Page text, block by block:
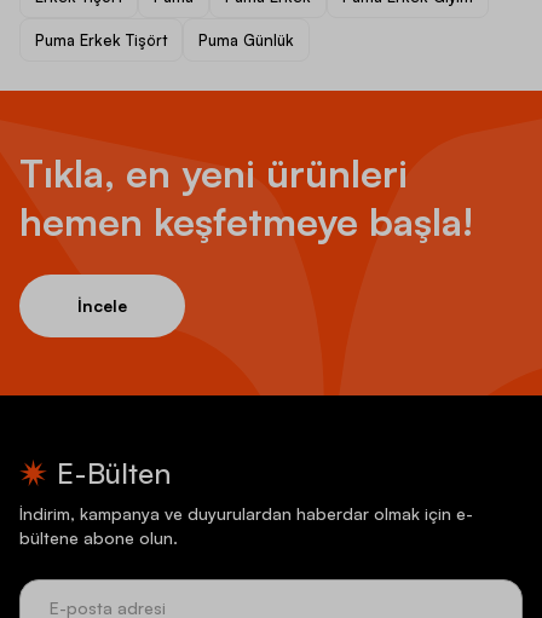
Puma Erkek Tişört Puma Günlük
Tıkla, en yeni ürünleri
hemen keşfetmeye başla!
İncele
E-Bülten
İndirim, kampanya ve duyurulardan haberdar olmak için e-
bültene abone olun.